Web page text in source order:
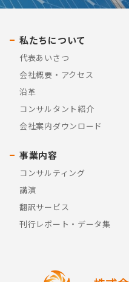
私たちについて
代表あいさつ
会社概要・アクセス
沿革
コンサルタント紹介
会社案内ダウンロード
事業内容
コンサルティング
講演
翻訳サービス
刊行レポート・データ集